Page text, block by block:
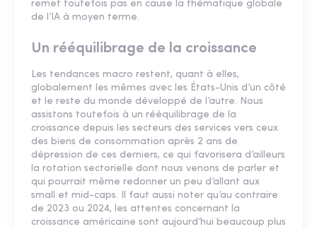
remet toutefois pas en cause la thématique globale
de l’IA à moyen terme.
Un rééquilibrage de la croissance
Les tendances macro restent, quant à elles,
globalement les mêmes avec les États-Unis d’un côté
et le reste du monde développé de l’autre. Nous
assistons toutefois à un rééquilibrage de la
croissance depuis les secteurs des services vers ceux
des biens de consommation après 2 ans de
dépression de ces derniers, ce qui favorisera d’ailleurs
la rotation sectorielle dont nous venons de parler et
qui pourrait même redonner un peu d’allant aux
small et mid-caps. Il faut aussi noter qu’au contraire
de 2023 ou 2024, les attentes concernant la
croissance américaine sont aujourd’hui beaucoup plus